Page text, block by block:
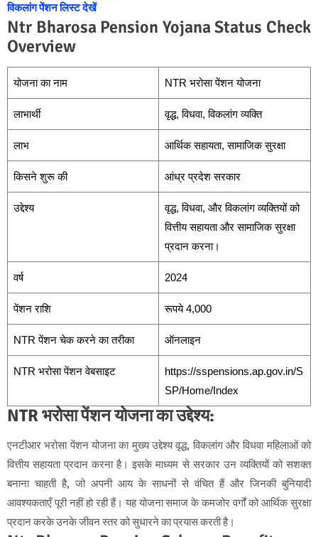
विकलांग पेंशन लिस्ट देखें
Ntr Bharosa Pension Yojana Status Check
Overview
योजना का नाम NTR भरोसा पेंशन योजना
लाभार्थी वृद्ध, विधवा, विकलांग व्यक्ति
लाभ आर्थिक सहायता, सामाजिक सुरक्षा
किसने शुरू की आंध्र प्रदेश सरकार
उद्देश्य
वृद्ध, विधवा, और विकलांग व्यक्तियों को
वित्तीय सहायता और सामाजिक सुरक्षा
प्रदान करना।
वर्ष 2024
पेंशन राशि रूपये 4,000
NTR पेंशन चेक करने का तरीका ऑनलाइन
NTR भरोसा पेंशन वेबसाइट
https://sspensions.ap.gov.in/S
SP/Home/Index
NTR भरोसा पेंशन योजना का उद्देश्य:
एनटीआर भरोसा पेंशन योजना का मुख्य उद्देश्य वृद्ध, विकलांग और विधवा महिलाओं को
वित्तीय सहायता प्रदान करना है। इसके माध्यम से सरकार उन व्यक्तियों को सशक्त
बनाना चाहती है, जो अपनी आय के साधनों से वंचित हैं और जिनकी बुनियादी
आवश्यकताएँ पूरी नहीं हो रही हैं। यह योजना समाज के कमजोर वर्गों को आर्थिक सुरक्षा
प्रदान करके उनके जीवन स्तर को सुधारने का प्रयास करती है।